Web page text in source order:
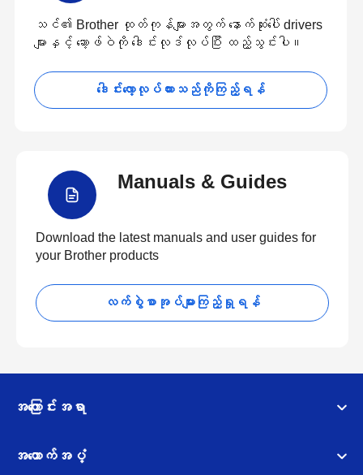
သင်၏ Brother ထုတ်ကုန်များအတွက် နောက်ဆုံးပေါ် drivers
များနှင့် ဆော့ဖ်ဝဲကို ဒေါင်းလုဒ်လုပ်ပြီး ထည့်သွင်းပါ။
ဒေါင်းလော့လုပ်ထားသည်ကိုကြည့်ရန်
Manuals & Guides
Download the latest manuals and user guides for
your Brother products
လက်စွဲစာအုပ်များကြည့်ရှုရန်
အကြောင်းအရာ
အထောက်အပံ့